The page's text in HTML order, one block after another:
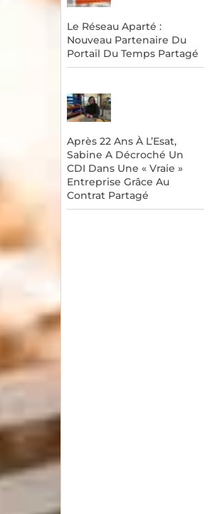
Le Réseau Aparté :
Nouveau Partenaire Du
Portail Du Temps Partagé
Après 22 Ans À L’Esat,
Sabine A Décroché Un
CDI Dans Une « Vraie »
Entreprise Grâce Au
Contrat Partagé